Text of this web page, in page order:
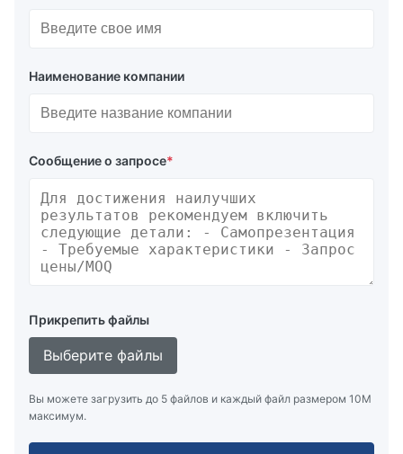
Наименование компании
Сообщение о запросе*
Прикрепить файлы
Выберите файлы
Вы можете загрузить до 5 файлов и каждый файл размером 10M
максимум.